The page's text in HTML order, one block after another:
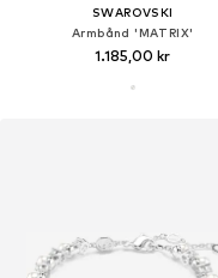
SWAROVSKI
Armbånd 'MATRIX'
1.185,00 kr